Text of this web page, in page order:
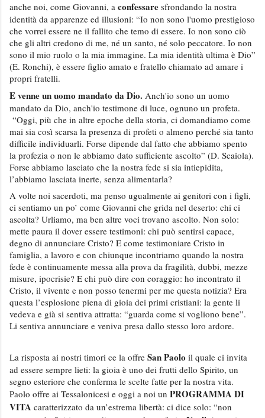
anche noi, come Giovanni, a confessare sfrondando la nostra
identità da apparenze ed illusioni: “Io non sono l'uomo prestigioso
che vorrei essere ne il fallito che temo di essere. Io non sono ciò
che gli altri credono di me, né un santo, né solo peccatore. Io non
sono il mio ruolo o la mia immagine. La mia identità ultima è Dio”
(E. Ronchi), è essere figlio amato e fratello chiamato ad amare i
propri fratelli.
E venne un uomo mandato da Dio. Anch'io sono un uomo
mandato da Dio, anch'io testimone di luce, ognuno un profeta.
“Oggi, più che in altre epoche della storia, ci domandiamo come
mai sia così scarsa la presenza di profeti o almeno perché sia tanto
difficile individuarli. Forse dipende dal fatto che abbiamo spento
la profezia o non le abbiamo dato sufficiente ascolto” (D. Scaiola).
Forse abbiamo lasciato che la nostra fede si sia intiepidita,
l’abbiamo lasciata inerte, senza alimentarla?
A volte noi sacerdoti, ma penso ugualmente ai genitori con i figli,
ci sentiamo un po’ come Giovanni che grida nel deserto: chi ci
ascolta? Urliamo, ma ben altre voci trovano ascolto. Non solo:
mette paura il dover essere testimoni: chi può sentirsi capace,
degno di annunciare Cristo? E come testimoniare Cristo in
famiglia, a lavoro e con chiunque incontriamo quando la nostra
fede è continuamente messa alla prova da fragilità, dubbi, mezze
misure, ipocrisie? E chi può dire con coraggio: ho incontrato il
Cristo, il vivente e non posso tenermi per me questa notizia? Era
questa l’esplosione piena di gioia dei primi cristiani: la gente li
vedeva e già si sentiva attratta: “guarda come si vogliono bene”.
Li sentiva annunciare e veniva presa dallo stesso loro ardore.
La risposta ai nostri timori ce la offre San Paolo il quale ci invita
ad essere sempre lieti: la gioia è uno dei frutti dello Spirito, un
segno esteriore che conferma le scelte fatte per la nostra vita.
Paolo offre ai Tessalonicesi e oggi a noi un PROGRAMMA DI
VITA caratterizzato da un’estrema libertà: ci dice solo: “non